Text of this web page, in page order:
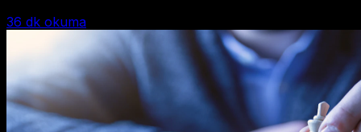
36 dk okuma